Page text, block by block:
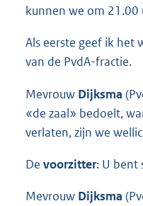
kunnen we om 21.00
Als eerste geef ik het
van de PvdA-fractie.
Mevrouw Dijksma
«de zaal» bedoelt,
verlaten, zijn we
De voorzitter: U bent
Mevrouw Dijksma